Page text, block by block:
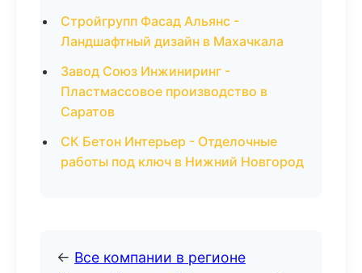
Стройгрупп Фасад Альянс -
Ландшафтный дизайн в Махачкала
Завод Союз Инжиниринг -
Пластмассовое производство в
Саратов
СК Бетон Интерьер - Отделочные
работы под ключ в Нижний Новгород
← Все компании в регионе